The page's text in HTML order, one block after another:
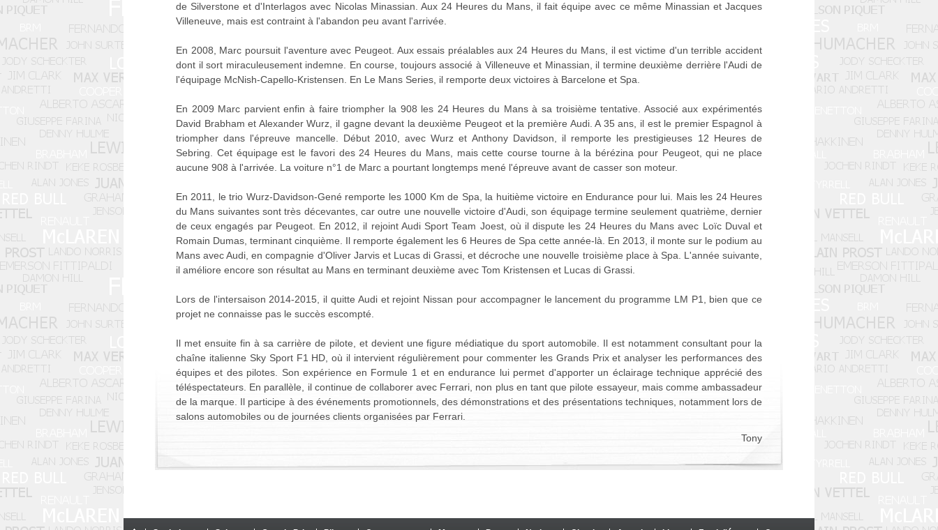
de Silverstone et d'Interlagos avec Nicolas Minassian. Aux 24 Heures du Mans, il fait équipe avec ce même Minassian et Jacques
Villeneuve, mais est contraint à l'abandon peu avant l'arrivée.
En 2008, Marc poursuit l'aventure avec Peugeot. Aux essais préalables aux 24 Heures du Mans, il est victime d'un terrible accident
dont il sort miraculeusement indemne. En course, toujours associé à Villeneuve et Minassian, il termine deuxième derrière l'Audi de
l'équipage McNish-Capello-Kristensen. En Le Mans Series, il remporte deux victoires à Barcelone et Spa.
En 2009 Marc parvient enfin à faire triompher la 908 les 24 Heures du Mans à sa troisième tentative. Associé aux expérimentés
David Brabham et Alexander Wurz, il gagne devant la deuxième Peugeot et la première Audi. A 35 ans, il est le premier Espagnol à
triompher dans l'épreuve mancelle. Début 2010, avec Wurz et Anthony Davidson, il remporte les prestigieuses 12 Heures de
Sebring. Cet équipage est le favori des 24 Heures du Mans, mais cette course tourne à la bérézina pour Peugeot, qui ne place
aucune 908 à l'arrivée. La voiture n°1 de Marc a pourtant longtemps mené l'épreuve avant de casser son moteur.
En 2011, le trio Wurz-Davidson-Gené remporte les 1000 Km de Spa, la huitième victoire en Endurance pour lui. Mais les 24 Heures
du Mans suivantes sont très décevantes, car outre une nouvelle victoire d'Audi, son équipage termine seulement quatrième, dernier
de ceux engagés par Peugeot. En 2012, il rejoint Audi Sport Team Joest, où il dispute les 24 Heures du Mans avec Loïc Duval et
Romain Dumas, terminant cinquième. Il remporte également les 6 Heures de Spa cette année-là. En 2013, il monte sur le podium au
Mans avec Audi, en compagnie d'Oliver Jarvis et Lucas di Grassi, et décroche une nouvelle troisième place à Spa. L'année suivante,
il améliore encore son résultat au Mans en terminant deuxième avec Tom Kristensen et Lucas di Grassi.
Lors de l'intersaison 2014-2015, il quitte Audi et rejoint Nissan pour accompagner le lancement du programme LM P1, bien que ce
projet ne connaisse pas le succès escompté.
Il met ensuite fin à sa carrière de pilote, et devient une figure médiatique du sport automobile. Il est notamment consultant pour la
chaîne italienne Sky Sport F1 HD, où il intervient régulièrement pour commenter les Grands Prix et analyser les performances des
équipes et des pilotes. Son expérience en Formule 1 et en endurance lui permet d'apporter un éclairage technique apprécié des
téléspectateurs. En parallèle, il continue de collaborer avec Ferrari, non plus en tant que pilote essayeur, mais comme ambassadeur
de la marque. Il participe à des événements promotionnels, des démonstrations et des présentations techniques, notamment lors de
salons automobiles ou de journées clients organisées par Ferrari.
Tony